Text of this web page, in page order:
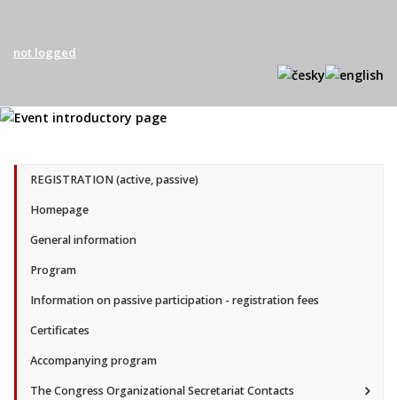
not logged
REGISTRATION (active, passive)
Homepage
General information
Program
Information on passive participation - registration fees
Certificates
Accompanying program
The Congress Organizational Secretariat Contacts